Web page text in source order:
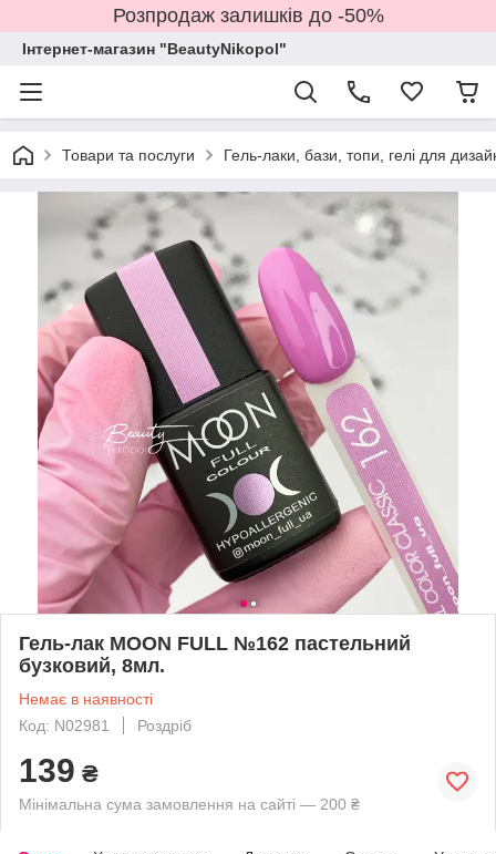
Розпродаж залишків до -50%
Інтернет-магазин "BeautyNikopol"
Товари та послуги Гель-лаки, бази, топи, гелі для
Гель-лак MOON FULL №162 пастельний
бузковий, 8мл.
Немає в наявності
Код: N02981
Роздріб
139 ₴
Мінімальна сума замовлення на сайті — 200 ₴